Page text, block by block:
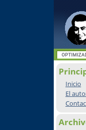
Inicio
El